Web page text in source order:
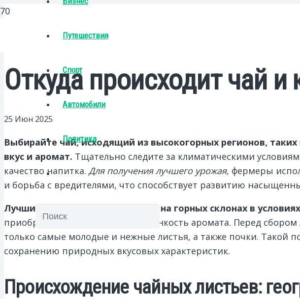
Путешествия
Спорт
Автомобили
Политика
Откуда происходит чай
25 Июн 2025
Выбирайте чай, исходящий из высокогорных регионов,
вкус и аромат. Тщательно следите за климатическими
качество напитка. Для получения лучшего урожая, фермеры
и борьба с вредителями, что способствует развитию
Лучшие сорта чая произрастают на горных склонах в
приобретают насыщенность и тонкость аромата. Перед
только самые молодые и нежные листья, а также почки. Такой
сохранению природных вкусовых характеристик.
Происхождение чайных листьев: